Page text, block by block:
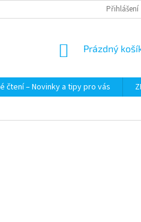
Přihlášení
NÁKUPNÍ
Prázdný
čtení – Novinky a tipy pro vás